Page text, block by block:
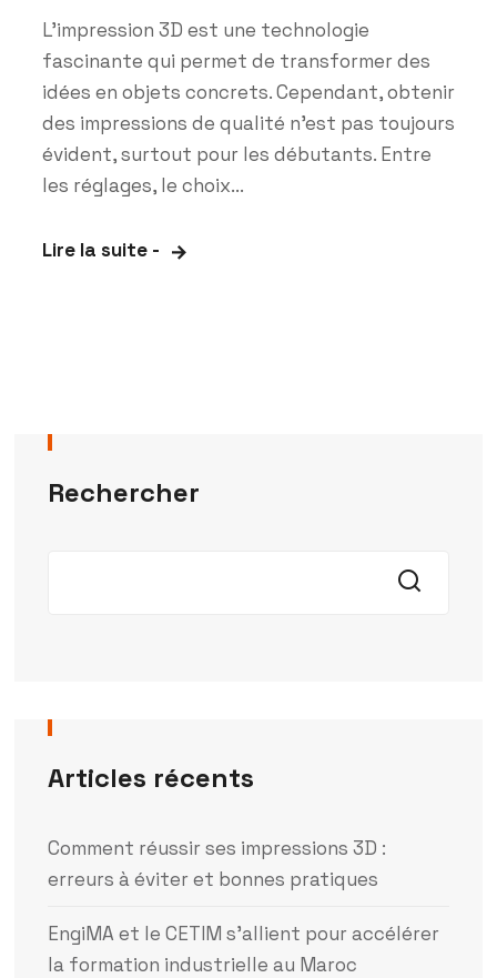
L’impression 3D est une technologie
fascinante qui permet de transformer des
idées en objets concrets. Cependant, obtenir
des impressions de qualité n’est pas toujours
évident, surtout pour les débutants. Entre
les réglages, le choix...
Lire la suite -
Rechercher
Articles récents
Comment réussir ses impressions 3D :
erreurs à éviter et bonnes pratiques
EngiMA et le CETIM s’allient pour accélérer
la formation industrielle au Maroc